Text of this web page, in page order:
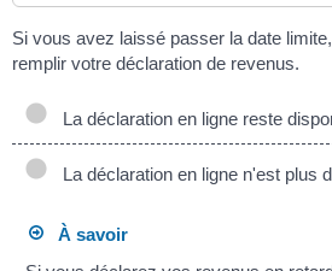
Si vous avez laissé passer la date
remplir votre déclaration de revenus.
La déclaration en ligne reste
La déclaration en ligne n'est plus
À savoir